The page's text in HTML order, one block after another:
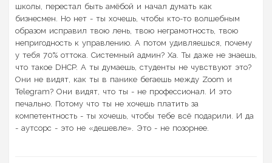
школы, перестал быть амёбой и начал думать как
бизнесмен. Но нет - ты хочешь, чтобы кто-то волшебным
образом исправил твою лень, твою неграмотность, твою
непригодность к управлению. А потом удивляешься, почему
у тебя 70% оттока. Системный админ? Ха. Ты даже не знаешь,
что такое DHCP. А ты думаешь, студенты не чувствуют это?
Они не видят, как ты в панике бегаешь между Zoom и
Telegram? Они видят, что ты - не профессионал. И это
печально. Потому что ты не хочешь платить за
компетентность - ты хочешь, чтобы тебе всё подарили. И да
- аутсорс - это не «дешевле». Это - не позорнее.